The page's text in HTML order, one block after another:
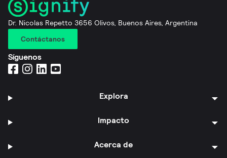
Dr. Nicolas Repetto 3656 Olivos, Buenos Aires, Argentina
Contáctanos
Síguenos
Explora
Impacto
Acerca de